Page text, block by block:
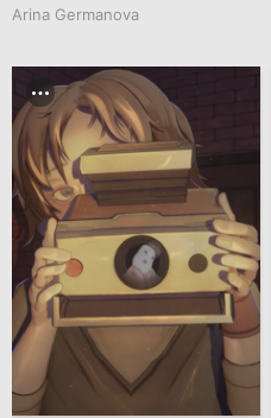
Arina Germanova